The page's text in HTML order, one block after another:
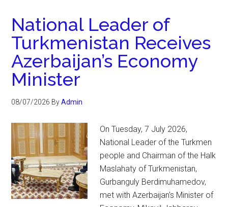
National Leader of
Turkmenistan Receives
Azerbaijan’s Economy
Minister
08/07/2026 ByAdmin
On Tuesday, 7 July 2026,
National Leader of the Turkmen
people and Chairman of the Halk
Maslahaty of Turkmenistan,
Gurbanguly Berdimuhamedov,
met with Azerbaijan's Minister of